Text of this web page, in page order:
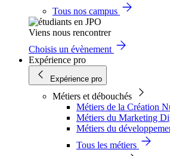
Tous nos campus
Viens nous rencontrer
Choisis un évènement
Expérience pro
Expérience pro
Métiers et débouchés
Métiers de la Création
Métiers du Marketing
Métiers du
Tous les métiers